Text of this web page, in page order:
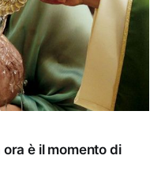
è il momento di